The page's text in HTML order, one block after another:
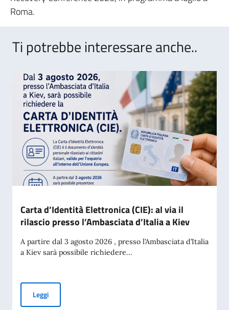
Roma.
Ti potrebbe interessare anche..
Carta d’Identità Elettronica (CIE): al via il
rilascio presso l’Ambasciata d’Italia a Kiev
A partire dal 3 agosto 2026 , presso l’Ambasciata d’Italia
a Kiev sarà possibile richiedere...
LeggiCarta d’Identità Elettronica (CIE): al via il rilascio presso